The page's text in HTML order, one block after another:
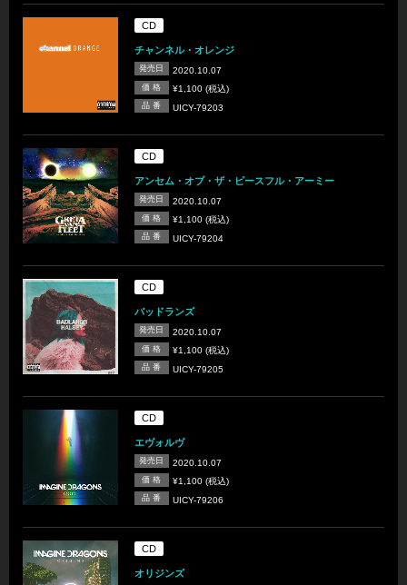
CD
チャンネル・オレンジ
発売日 2020.10.07
価 格 ¥1,100 (税込)
品 番 UICY-79203
CD
アンセム・オブ・ザ・ピースフル・アーミー
発売日 2020.10.07
価 格 ¥1,100 (税込)
品 番 UICY-79204
CD
バッドランズ
発売日 2020.10.07
価 格 ¥1,100 (税込)
品 番 UICY-79205
CD
エヴォルヴ
発売日 2020.10.07
価 格 ¥1,100 (税込)
品 番 UICY-79206
CD
オリジンズ